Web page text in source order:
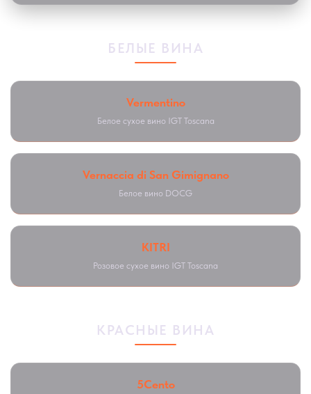
БЕЛЫЕ ВИНА
Vermentino
Белое сухое вино IGT Toscana
Vernaccia di San Gimignano
Белое вино DOCG
KITRI
Розовое сухое вино IGT Toscana
КРАСНЫЕ ВИНА
5Cento